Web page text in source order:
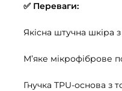
✅ Переваги:
Якісна штучна шкіра
М’яке мікрофіброве
Гнучка TPU-основа з